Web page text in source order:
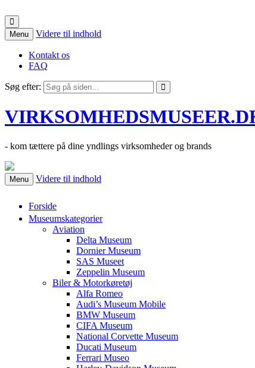
Menu Videre til indhold
Kontakt os
FAQ
Søg efter:
- kom tættere på dine yndlings virksomheder og brands
Menu Videre til indhold
Forside
Museumskategorier
Aviation
Delta Museum
Dornier Museum
SAS Museet
Zeppelin Museum
Biler & Motorkøretøj
Alfa Romeo
Audi’s Museum Mobile
BMW Museum
CIFA Museum
National Corvette Museum
Ducati Museum
Ferrari Museo